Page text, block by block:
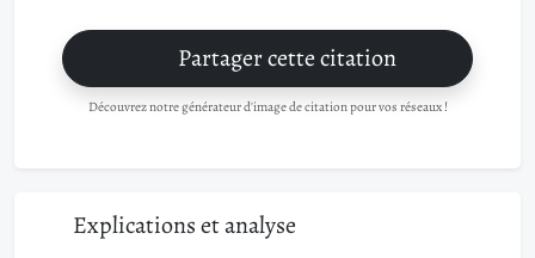
Partager cette citation
Découvrez notre générateur d'image de citation pour vos réseaux !
Explications et analyse